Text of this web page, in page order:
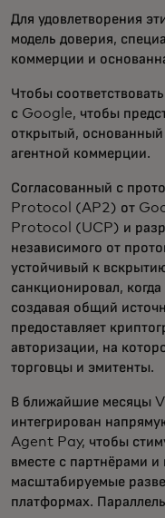
Для удовлетворения
модель доверия,
коммерции и
Чтобы
с Google, чтобы
открытый, основанный
агентной коммерции.
Согласованный с
Protocol (AP2) от
Protocol (UCP) и
независимого от
устойчивый к
санкционировал,
создавая общий
предоставляет
авторизации, на
торговцы и эмитенты.
В ближайшие месяцы
интегрирован
Agent Pay, чтобы
вместе с партнёрами и
масштабируемые
платформах.